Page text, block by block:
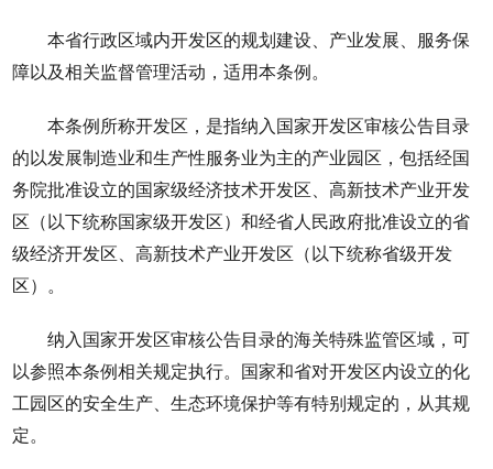
本省行政区域内开发区的规划建设、产业发展、服务保
障以及相关监督管理活动，适用本条例。
本条例所称开发区，是指纳入国家开发区审核公告目录
的以发展制造业和生产性服务业为主的产业园区，包括经国
务院批准设立的国家级经济技术开发区、高新技术产业开发
区（以下统称国家级开发区）和经省人民政府批准设立的省
级经济开发区、高新技术产业开发区（以下统称省级开发
区）。
纳入国家开发区审核公告目录的海关特殊监管区域，可
以参照本条例相关规定执行。国家和省对开发区内设立的化
工园区的安全生产、生态环境保护等有特别规定的，从其规
定。